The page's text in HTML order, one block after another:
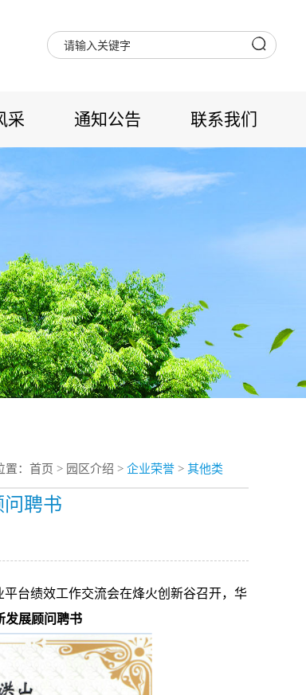
采 通知公告 联系我们
置： 首页 > 园区介绍 > 企业荣誉 > 其他类
问聘书
台绩效工作交流会在烽火创新谷召开，华
发展顾问聘书